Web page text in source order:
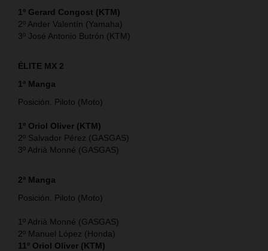
1º Gerard Congost (KTM)
2º Ander Valentín (Yamaha)
3º José Antonio Butrón (KTM)
ÉLITE MX 2
1ª Manga
Posición. Piloto (Moto)
1º Oriol Oliver (KTM)
2º Salvador Pérez (GASGAS)
3º Adrià Monné (GASGAS)
2ª Manga
Posición. Piloto (Moto)
1º Adrià Monné (GASGAS)
2º Manuel López (Honda)
11º Oriol Oliver (KTM)